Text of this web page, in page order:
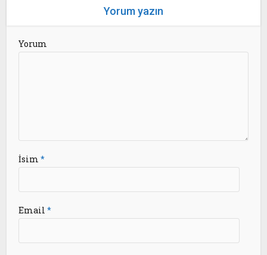
Yorum yazın
Yorum
İsim*
Email*